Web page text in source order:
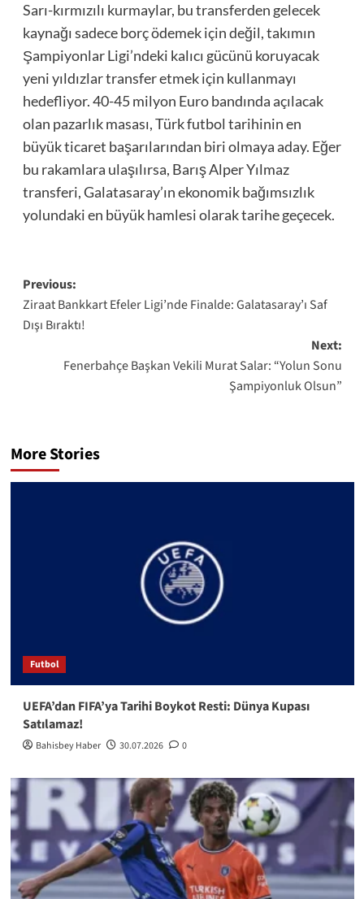
Sarı-kırmızılı kurmaylar, bu transferden gelecek
kaynağı sadece borç ödemek için değil, takımın
Şampiyonlar Ligi’ndeki kalıcı gücünü koruyacak
yeni yıldızlar transfer etmek için kullanmayı
hedefliyor. 40-45 milyon Euro bandında açılacak
olan pazarlık masası, Türk futbol tarihinin en
büyük ticaret başarılarından biri olmaya aday. Eğer
bu rakamlara ulaşılırsa, Barış Alper Yılmaz
transferi, Galatasaray’ın ekonomik bağımsızlık
yolundaki en büyük hamlesi olarak tarihe geçecek.
Post
navigation
Previous:
Ziraat Bankkart Efeler Ligi’nde Finalde: Galatasaray’ı Saf
Dışı Bıraktı!
Next:
Fenerbahçe Başkan Vekili Murat Salar: “Yolun Sonu
Şampiyonluk Olsun”
More Stories
Futbol
UEFA’dan FIFA’ya Tarihi Boykot Resti: Dünya Kupası
Satılamaz!
Bahisbey Haber 30.07.2026 0